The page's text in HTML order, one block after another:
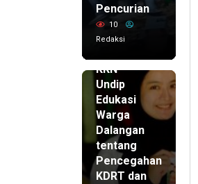
Pencurian
10
Redaksi
KKN
Undip
Edukasi
Warga
Dalangan
tentang
Pencegahan
KDRT dan